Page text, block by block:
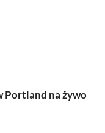
Portland na żywo